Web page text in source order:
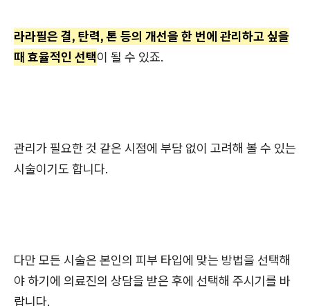
라라필은 결, 탄력, 톤 등의 개선을 한 번에 관리하고 싶을
때 효율적인 선택이 될 수 있죠.
관리가 필요한 것 같은 시점에 부담 없이 고려해 볼 수 있는
시술이기도 합니다.
다만 모든 시술은 본인의 피부 타입에 맞는 방법을 선택해
야 하기에 의료진의 상담을 받은 후에 선택해 주시기를 바
랍니다.